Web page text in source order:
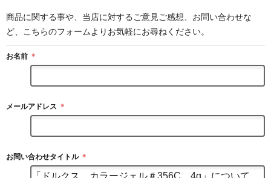
商品に関する事や、当店に対するご意見ご感想、お問い合わせな
ど、こちらのフォームよりお気軽にお尋ねください。
お名前 ＊
メールアドレス ＊
お問い合わせタイトル ＊